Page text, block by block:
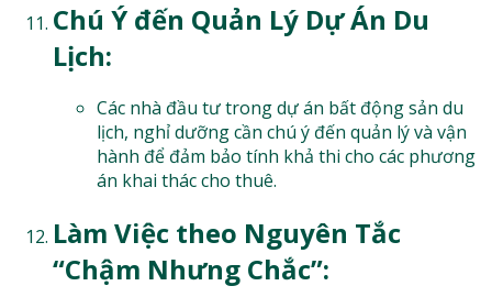
Chú Ý đến Quản Lý Dự Án Du
Lịch:
Các nhà đầu tư trong dự án bất động sản du
lịch, nghỉ dưỡng cần chú ý đến quản lý và vận
hành để đảm bảo tính khả thi cho các phương
án khai thác cho thuê.
Làm Việc theo Nguyên Tắc
“Chậm Nhưng Chắc”: